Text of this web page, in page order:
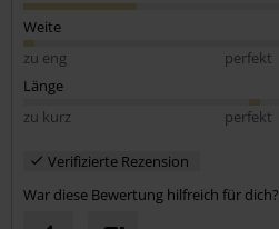
Weite
zu eng
perfekt
Länge
zu kurz
perfekt
Verifizierte Rezension
War diese Bewertung hilfreich für dich?